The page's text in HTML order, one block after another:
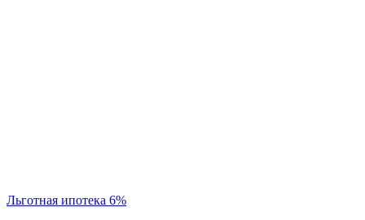
Льготная ипотека 6%